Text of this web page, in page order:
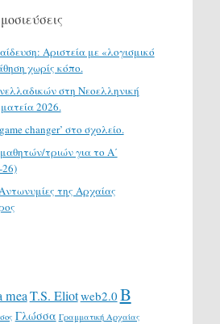
Αριστεία με «λογισμικό
χωρίς κόπο.
στη Νεοελληνική
2026.
changer’ στο σχολείο.
τριών για το Α΄
της Αρχαίας
meaT.S. Eliotweb2.0 Β
Γλώσσα Γραμματική Αρχαίας